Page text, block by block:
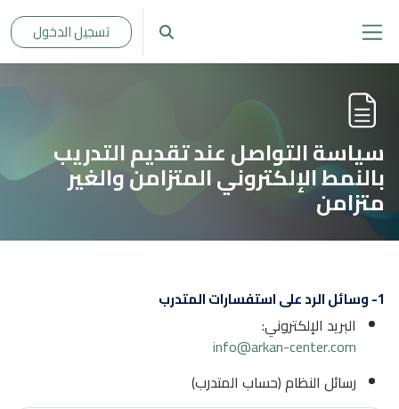
واجهة جانبية تبديل إدخال البحثتسجيل الدخول
سياسة التواصل عند تقديم التدريب
بالنمط الإلكتروني المتزامن والغير
متزامن
1- وسائل الرد على استفسارات المتدرب
البريد الإلكتروني:
info@arkan-center.com
رسائل النظام (حساب المتدرب)